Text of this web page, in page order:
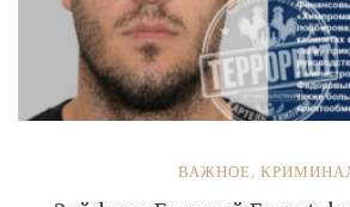
ВАЖНОЕ,